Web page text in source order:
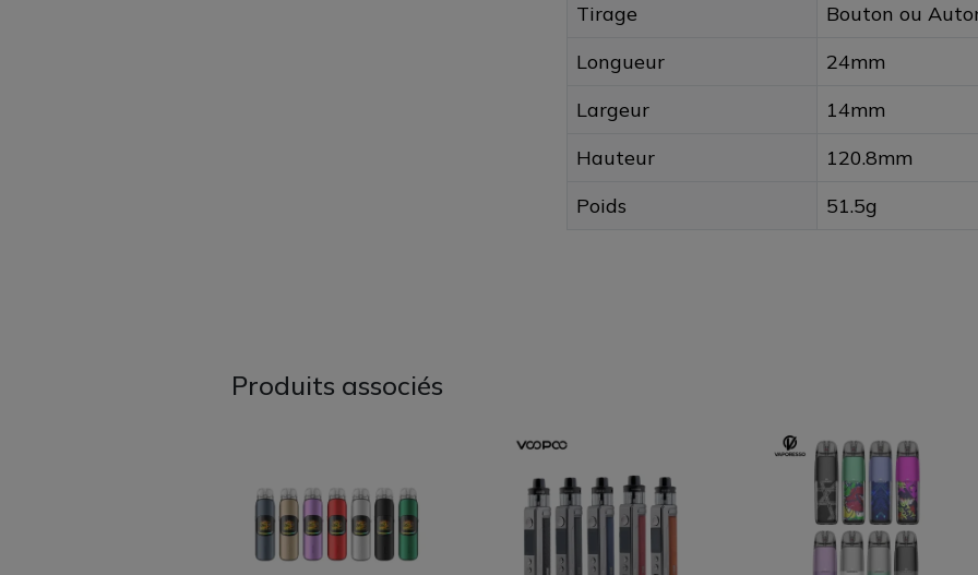
Tirage
Bouton ou
Longueur
24mm
Largeur
14mm
Hauteur
120.8mm
Poids
51.5g
Produits associés